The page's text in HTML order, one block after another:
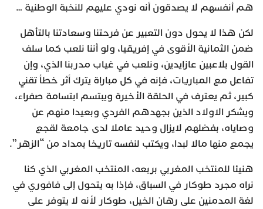
هم أنفسهم لا يصدقون أنه نودي عليهم للنخبة الوطنية …
لكن هذا لا يحول دون التعبير عن فرحتنا وسعادتنا بالتأهل
ضمن الثمانية الأقوى في إفريقيا، ولو أننا نلعب كما سلف
القول بلاعبين عازايدين، ونلعب في غياب مدربنا الذي، وإن
تفاعل مع المباريات، فإنه في كل مباراة يترك أثر خطأ تقني
كبير، ثم يعترف في الحلقة الأخيرة ويبتسم ابتسامة صفراء،
ويشكر الاولاد الذين بجهدهم الفردي وبعيدا منهم عن
وصاياه، بفضلهم لايزال وحيد عاملا لدى جامعة لقجع
يجمع منها مالا لبدا، ويكتب لنفسه تاريخا بمداد من “الزهر”.
هنيئا للمنتخب المغربي بربعه، المنتخب المغربي الذي كنا
نراه مجرد طوكار في السباق، فإذا به يتحول إلى فافوري في
لغة المدمنين على رهان الخيل، طوكار لأنه لا يتوفر على